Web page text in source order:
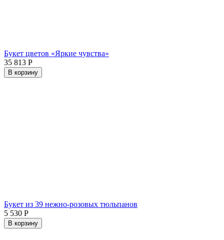
Букет цветов «Яркие чувства»
35 813 Р
В корзину
Букет из 39 нежно-розовых тюльпанов
5 530 Р
В корзину